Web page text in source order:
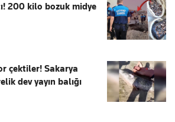
200 kilo bozuk midye
çektiler! Sakarya
dev yayın balığı